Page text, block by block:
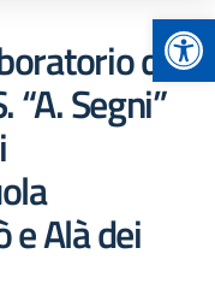
di
“A. Segni”
e Alà dei